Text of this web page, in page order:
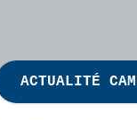
ACTUALITÉ